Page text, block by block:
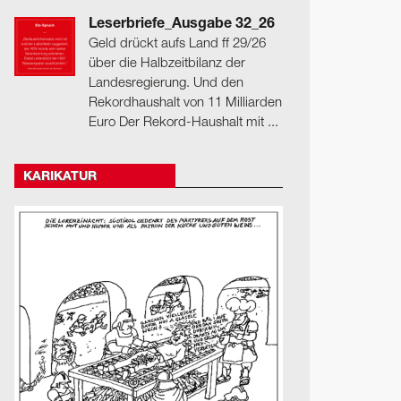
Leserbriefe_Ausgabe 32_26
Geld drückt aufs Land ff 29/26
über die Halbzeitbilanz der
Landesregierung. Und den
Rekordhaushalt von 11 Milliarden
Euro Der Rekord-Haushalt mit ...
KARIKATUR